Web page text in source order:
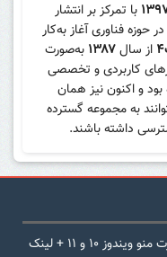
با تمرکز بر انتشار
فناوری آغاز به‌کار
از سال۱۳۸۷ به‌صورت
کاربردی و تخصصی
و اکنون نیز همان
به مجموعه گسترده
داشته باشند.
دانلود StartAllBack نسخه 3.9.22 استارت منو ویندوز ۱۰ و ۱۱ + لینک